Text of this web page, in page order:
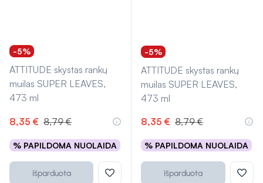
-5%
ATTITUDE skystas rankų
muilas SUPER LEAVES,
473 ml
8,35 € 8,79 €
% PAPILDOMA NUOLAIDA
Išparduota
-5%
ATTITUDE skystas rankų
muilas SUPER LEAVES,
473 ml
8,35 € 8,79 €
% PAPILDOMA NUOLAIDA
Išparduota